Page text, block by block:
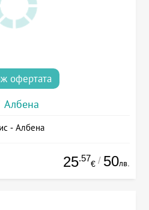
офертата
Албена
- Албена
25.57
€ / 50лв.